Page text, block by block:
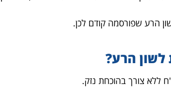
הרע שפורסמה קודם לכן.
לשון הרע?